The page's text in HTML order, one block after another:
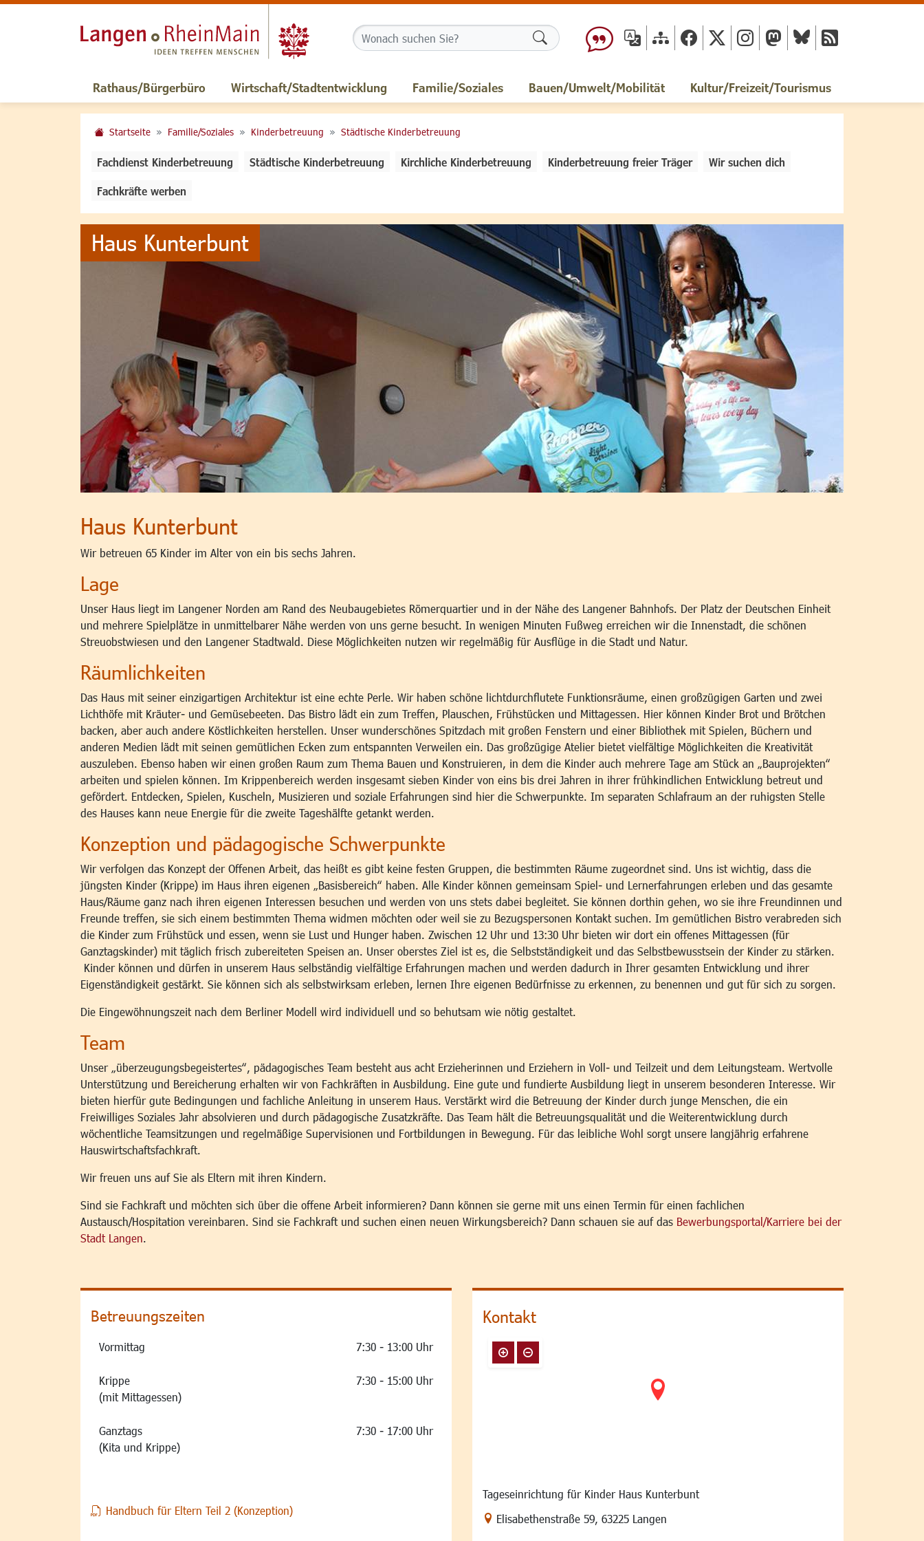
Formularschaltfläche
Rathaus/Bürgerbüro Wirtschaft/Stadtentwicklung Familie/Soziales Bauen/Umwelt/Mobilität Kultur/Freizeit/Tourismus
Startseite Familie/Soziales Kinderbetreuung Städtische Kinderbetreuung
Fachdienst Kinderbetreuung Städtische Kinderbetreuung Kirchliche Kinderbetreuung Kinderbetreuung freier Träger Wir suchen dich
Fachkräfte werben
Haus Kunterbunt
Haus Kunterbunt
Wir betreuen 65 Kinder im Alter von ein bis sechs Jahren.
Lage
Unser Haus liegt im Langener Norden am Rand des Neubaugebietes Römerquartier und in der Nähe des Langener Bahnhofs. Der Platz der Deutschen Einheit
und mehrere Spielplätze in unmittelbarer Nähe werden von uns gerne besucht. In wenigen Minuten Fußweg erreichen wir die Innenstadt, die schönen
Streuobstwiesen und den Langener Stadtwald. Diese Möglichkeiten nutzen wir regelmäßig für Ausflüge in die Stadt und Natur.
Räumlichkeiten
Das Haus mit seiner einzigartigen Architektur ist eine echte Perle. Wir haben schöne lichtdurchflutete Funktionsräume, einen großzügigen Garten und zwei
Lichthöfe mit Kräuter- und Gemüsebeeten. Das Bistro lädt ein zum Treffen, Plauschen, Frühstücken und Mittagessen. Hier können Kinder Brot und Brötchen
backen, aber auch andere Köstlichkeiten herstellen. Unser wunderschönes Spitzdach mit großen Fenstern und einer Bibliothek mit Spielen, Büchern und
anderen Medien lädt mit seinen gemütlichen Ecken zum entspannten Verweilen ein. Das großzügige Atelier bietet vielfältige Möglichkeiten die Kreativität
auszuleben. Ebenso haben wir einen großen Raum zum Thema Bauen und Konstruieren, in dem die Kinder auch mehrere Tage am Stück an „Bauprojekten“
arbeiten und spielen können. Im Krippenbereich werden insgesamt sieben Kinder von eins bis drei Jahren in ihrer frühkindlichen Entwicklung betreut und
gefördert. Entdecken, Spielen, Kuscheln, Musizieren und soziale Erfahrungen sind hier die Schwerpunkte. Im separaten Schlafraum an der ruhigsten Stelle
des Hauses kann neue Energie für die zweite Tageshälfte getankt werden.
Konzeption und pädagogische Schwerpunkte
Wir verfolgen das Konzept der Offenen Arbeit, das heißt es gibt keine festen Gruppen, die bestimmten Räume zugeordnet sind. Uns ist wichtig, dass die
jüngsten Kinder (Krippe) im Haus ihren eigenen „Basisbereich“ haben. Alle Kinder können gemeinsam Spiel- und Lernerfahrungen erleben und das gesamte
Haus/Räume ganz nach ihren eigenen Interessen besuchen und werden von uns stets dabei begleitet. Sie können dorthin gehen, wo sie ihre Freundinnen und
Freunde treffen, sie sich einem bestimmten Thema widmen möchten oder weil sie zu Bezugspersonen Kontakt suchen. Im gemütlichen Bistro verabreden sich
die Kinder zum Frühstück und essen, wenn sie Lust und Hunger haben. Zwischen 12 Uhr und 13:30 Uhr bieten wir dort ein offenes Mittagessen (für
Ganztagskinder) mit täglich frisch zubereiteten Speisen an. Unser oberstes Ziel ist es, die Selbstständigkeit und das Selbstbewusstsein der Kinder zu stärken.
Kinder können und dürfen in unserem Haus selbständig vielfältige Erfahrungen machen und werden dadurch in Ihrer gesamten Entwicklung und ihrer
Eigenständigkeit gestärkt. Sie können sich als selbstwirksam erleben, lernen Ihre eigenen Bedürfnisse zu erkennen, zu benennen und gut für sich zu sorgen.
Die Eingewöhnungszeit nach dem Berliner Modell wird individuell und so behutsam wie nötig gestaltet.
Team
Unser „überzeugungsbegeistertes“, pädagogisches Team besteht aus acht Erzieherinnen und Erziehern in Voll- und Teilzeit und dem Leitungsteam. Wertvolle
Unterstützung und Bereicherung erhalten wir von Fachkräften in Ausbildung. Eine gute und fundierte Ausbildung liegt in unserem besonderen Interesse. Wir
bieten hierfür gute Bedingungen und fachliche Anleitung in unserem Haus. Verstärkt wird die Betreuung der Kinder durch junge Menschen, die ein
Freiwilliges Soziales Jahr absolvieren und durch pädagogische Zusatzkräfte. Das Team hält die Betreuungsqualität und die Weiterentwicklung durch
wöchentliche Teamsitzungen und regelmäßige Supervisionen und Fortbildungen in Bewegung. Für das leibliche Wohl sorgt unsere langjährig erfahrene
Hauswirtschaftsfachkraft.
Wir freuen uns auf Sie als Eltern mit ihren Kindern.
Sind sie Fachkraft und möchten sich über die offene Arbeit informieren? Dann können sie gerne mit uns einen Termin für einen fachlichen
Austausch/Hospitation vereinbaren. Sind sie Fachkraft und suchen einen neuen Wirkungsbereich? Dann schauen sie auf das Bewerbungsportal/Karriere bei der
Stadt Langen.
Betreuungszeiten
Vormittag 7:30 - 13:00 Uhr
Krippe
(mit Mittagessen)
7:30 - 15:00 Uhr
Ganztags
(Kita und Krippe)
7:30 - 17:00 Uhr
Handbuch für Eltern Teil 2 (Konzeption)
Kontakt
Tageseinrichtung für Kinder Haus Kunterbunt
Link zur Google-Maps Navigation
Elisabethenstraße 59, 63225 Langen